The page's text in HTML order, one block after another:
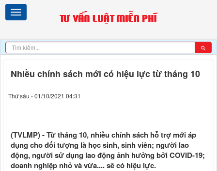
Nhiều chính sách mới có hiệu lực từ tháng 10
Thứ sáu - 01/10/2021 04:31
(TVLMP) - Từ tháng 10, nhiều chính sách hỗ trợ mới áp
dụng cho đối tượng là học sinh, sinh viên; người lao
động, người sử dụng lao động ảnh hưởng bởi COVID-19;
doanh nghiệp nhỏ và vừa.... sẽ có hiệu lực.